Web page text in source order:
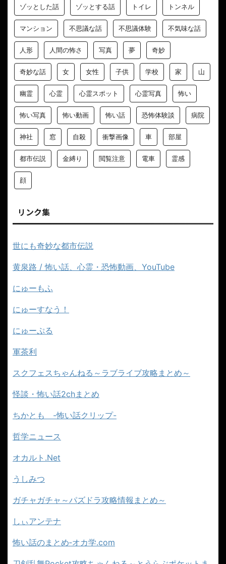
ゾッとした話 ゾッとする話 トイレ トンネル
マンション 不思議な話 不思議体験 不気味な話
人形 人間の怖さ 写真 夢 奇妙
奇妙な話 女 女性 子供 学校 家 山
幽霊 心霊 心霊スポット 心霊写真 怖い
怖い写真 怖い動画 怖い話 恐怖体験談 病院
神社 窓 自殺 衝撃画像 車 部屋
都市伝説 金縛り 閲覧注意 電車 霊感
顔
リンク集
世にも奇妙な都市伝説
黄泉路 / 怖い話、心霊・恐怖動画、YouTube
にゅーもふ
にゅーすなう！
にゅーぷる
軍茶利
スクフェスちゃんねる～ラブライブ攻略まとめ～
怪談・怖い話2chまとめ
ちかとも -怖い話クリップ-
哲学ニュース
オカルト.Net
うしみつ
ガチャガチャ～パズドラ攻略情報まとめ～
しぃアンテナ
怖い話のまとめ‐オカ学.com